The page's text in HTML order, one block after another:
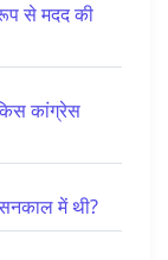
से मदद की
कांग्रेस
में थी?